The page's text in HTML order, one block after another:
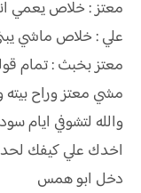
معتز : خلاص يعمي
علي : خلاص ماشي
معتز بخبث : تمام
مشي معتز وراح
والله لتشوفي ايام
اخدك علي كيفك لحد
دخل ابو همس